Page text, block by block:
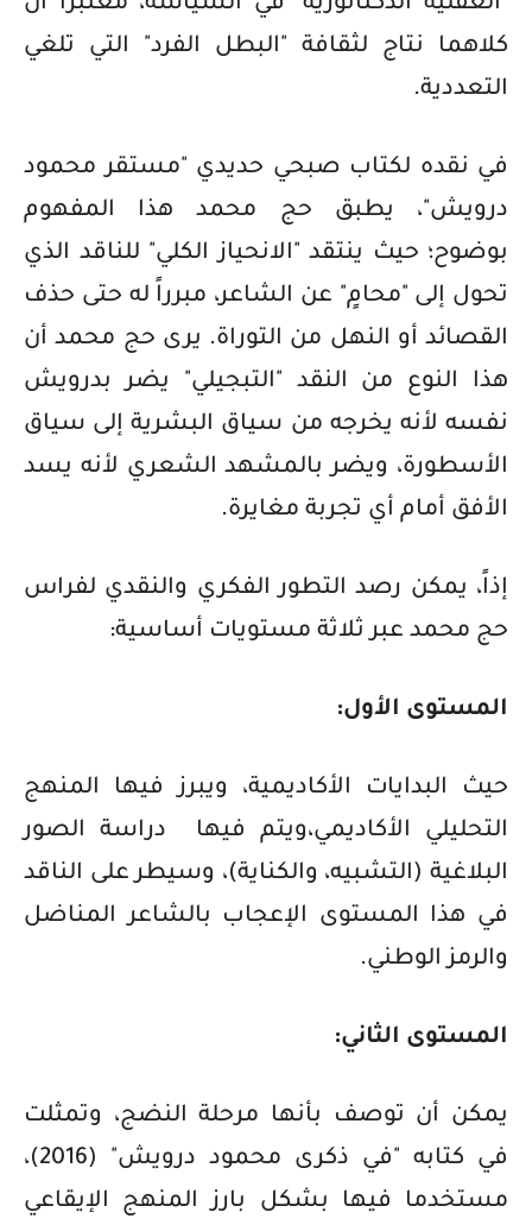
كلاهما نتاج لثقافة "البطل الفرد" التي تلغي
التعددية.
في نقده لكتاب صبحي حديدي "مستقر محمود
درويش"، يطبق حج محمد هذا المفهوم
بوضوح؛ حيث ينتقد "الانحياز الكلي" للناقد الذي
تحول إلى "محامٍ" عن الشاعر، مبرراً له حتى حذف
القصائد أو النهل من التوراة. يرى حج محمد أن
هذا النوع من النقد "التبجيلي" يضر بدرويش
نفسه لأنه يخرجه من سياق البشرية إلى سياق
الأسطورة، ويضر بالمشهد الشعري لأنه يسد
الأفق أمام أي تجربة مغايرة.
إذاً، يمكن رصد التطور الفكري والنقدي لفراس
حج محمد عبر ثلاثة مستويات أساسية:
المستوى الأول:
حيث البدايات الأكاديمية، ويبرز فيها المنهج
التحليلي الأكاديمي،ويتم فيها
دراسة الصور
البلاغية (التشبيه، والكناية)، وسيطر على الناقد
في هذا المستوى الإعجاب بالشاعر المناضل
والرمز الوطني.
المستوى الثاني:
يمكن أن توصف بأنها مرحلة النضج، وتمثلت
في كتابه "في ذكرى محمود درويش" (2016)،
مستخدما فيها بشكل بارز المنهج الإيقاعي